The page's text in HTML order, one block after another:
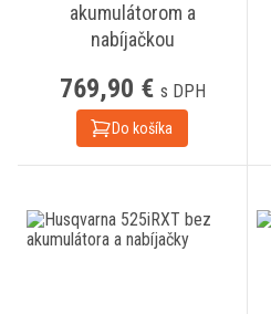
akumulátorom a
nabíjačkou
769,90 € s DPH
Do košíka